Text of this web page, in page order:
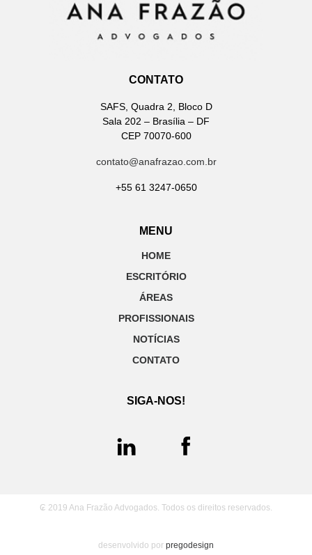
CONTATO
SAFS, Quadra 2, Bloco D
Sala 202 – Brasília – DF
CEP 70070-600
contato@anafrazao.com.br
+55 61 3247-0650
MENU
HOME
ESCRITÓRIO
ÁREAS
PROFISSIONAIS
NOTÍCIAS
CONTATO
SIGA-NOS!
₢ 2019 Ana Frazão Advogados. Todos os direitos reservados.
desenvolvido por pregodesign